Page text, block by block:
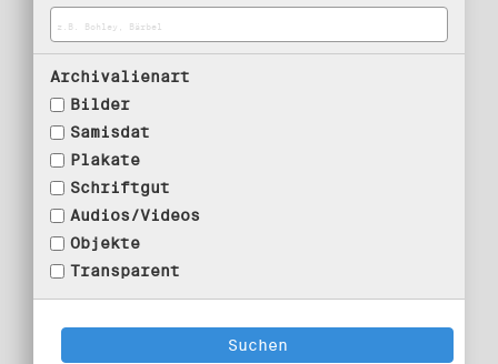
Archivalienart
Bilder
Samisdat
Plakate
Schriftgut
Audios/Videos
Objekte
Transparent